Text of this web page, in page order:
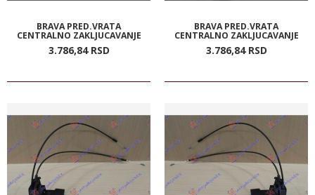
BRAVA PRED.VRATA
CENTRALNO ZAKLJUCAVANJE
3.786,84 RSD
BRAVA PRED.VRATA
CENTRALNO ZAKLJUCAVANJE
3.786,84 RSD